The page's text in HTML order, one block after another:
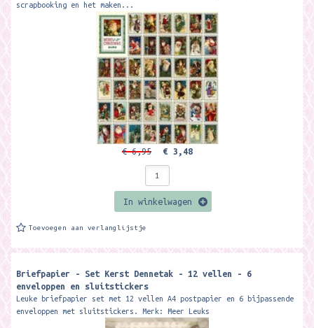
scrapbooking en het maken...
€ 6,95 € 3,48
In winkelwagen
Toevoegen aan verlanglijstje
Briefpapier - Set Kerst Dennetak - 12 vellen - 6
enveloppen en sluitstickers
Leuke briefpapier set met 12 vellen A4 postpapier en 6 bijpassende
enveloppen met sluitstickers. Merk: Meer Leuks